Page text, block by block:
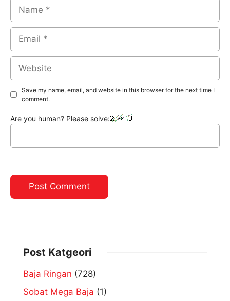
Email
Website
Save my name, email, and website in this browser for the next time I
comment.
Are you human? Please solve:
Post Katgeori
Baja Ringan (728)
Sobat Mega Baja (1)